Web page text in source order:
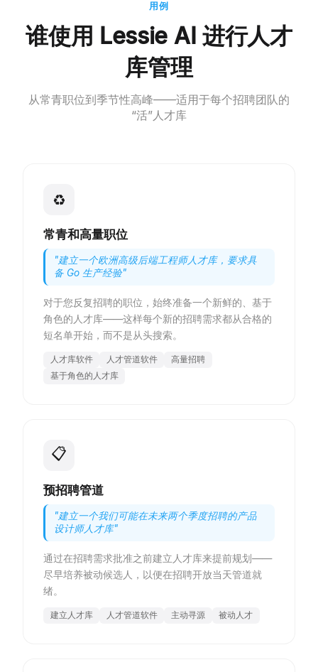
用例
谁使用 Lessie AI 进行人才
库管理
从常青职位到季节性高峰——适用于每个招聘团队的
“活”人才库
♻
常青和高量职位
"建立一个欧洲高级后端工程师人才库，要求具
备 Go 生产经验"
对于您反复招聘的职位，始终准备一个新鲜的、基于
角色的人才库——这样每个新的招聘需求都从合格的
短名单开始，而不是从头搜索。
人才库软件 人才管道软件
高量招聘
基于角色的人才库
📋
预招聘管道
"建立一个我们可能在未来两个季度招聘的产品
设计师人才库"
通过在招聘需求批准之前建立人才库来提前规划——
尽早培养被动候选人，以便在招聘开放当天管道就
绪。
建立人才库 人才管道软件 主动寻源 被动人才